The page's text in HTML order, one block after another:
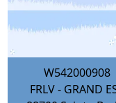
W542000908
FRLV - GRAND